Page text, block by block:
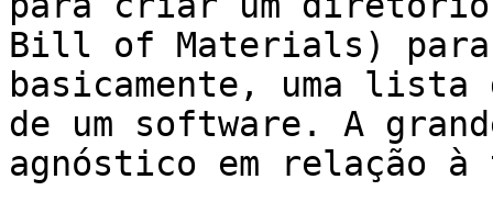
Bill of Materials) para
basicamente, uma
de um software. A
agnóstico em relação